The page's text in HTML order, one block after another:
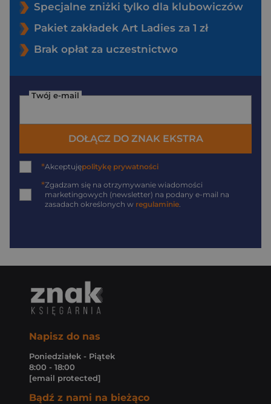
Specjalne zniżki tylko dla klubowiczów
Pakiet zakładek Art Ladies za 1 zł
Brak opłat za uczestnictwo
Twój e-mail
DOŁĄCZ DO ZNAK EKSTRA
*Akceptujępolitykę prywatności
*Zgadzam się na otrzymywanie wiadomości
marketingowych (newsletter) na podany e-mail na
zasadach określonych w regulaminie.
Napisz do nas
Poniedziałek - Piątek
8:00 - 18:00
[email protected]
Bądź z nami na bieżąco